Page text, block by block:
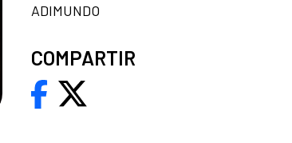
ADIMUNDO
COMPARTIR